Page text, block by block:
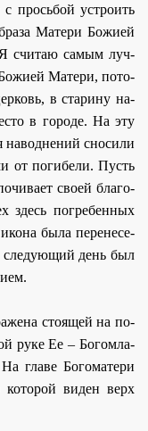
прось­бой устро­ить
Ма­те­ри Бо­жи­ей
счи­таю са­мым луч­
Ма­те­ри, по­то­
в ста­ри­ну на­
в го­ро­де. На эту
на­вод­не­ний сно­си­ли
от по­ги­бе­ли. Пусть
сво­ей бла­го­
здесь по­гре­бен­ных
бы­ла пе­ре­не­се­
сле­ду­ю­щий день был
сто­я­щей на по­
ру­ке Ее – Бо­гом­ла­
гла­ве Бо­го­ма­те­ри
ви­ден верх